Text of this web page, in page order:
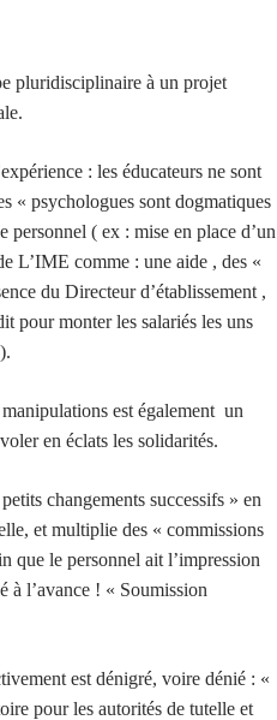
pluridisciplinaire à un projet
: les éducateurs ne sont
« psychologues sont dogmatiques
personnel ( ex : mise en place d’un
L’IME comme : une aide , des «
du Directeur d’établissement ,
pour monter les salariés les uns
est également un
en éclats les solidarités.
changements successifs » en
et multiplie des « commissions
le personnel ait l’impression
à l’avance ! « Soumission
est dénigré, voire dénié : «
pour les autorités de tutelle et